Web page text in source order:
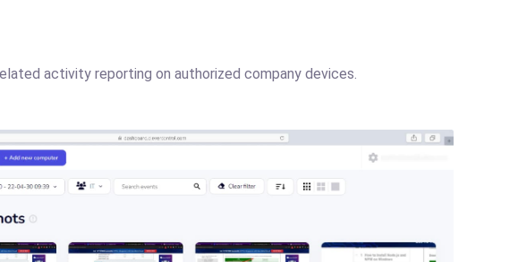
activity reporting on authorized company devices.